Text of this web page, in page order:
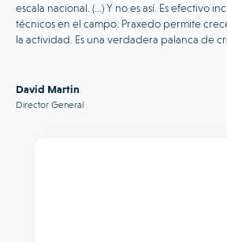
escala nacional. (…) Y no es así. Es efectivo
técnicos en el campo. Praxedo permite
la actividad. Es una verdadera palanca de
David Martin
Director General